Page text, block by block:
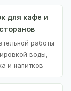
для кафе и
работы
воды,
и напитков